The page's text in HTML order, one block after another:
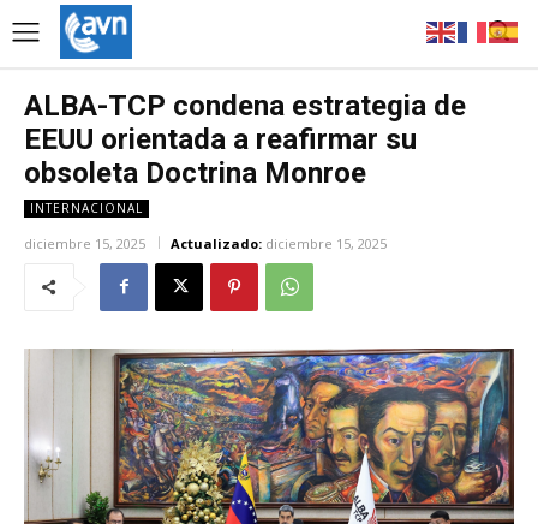
ALBA-TCP condena estrategia de
EEUU orientada a reafirmar su
obsoleta Doctrina Monroe
INTERNACIONAL
diciembre 15, 2025 Actualizado: diciembre 15, 2025